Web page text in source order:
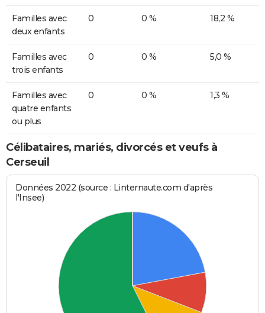
Familles avec
deux enfants
0 0 % 18,2 %
Familles avec
trois enfants
0 0 % 5,0 %
Familles avec
quatre enfants
ou plus
0 0 % 1,3 %
Célibataires, mariés, divorcés et veufs à
Cerseuil
Données 2022 (source : Linternaute.com d'après
l'Insee)